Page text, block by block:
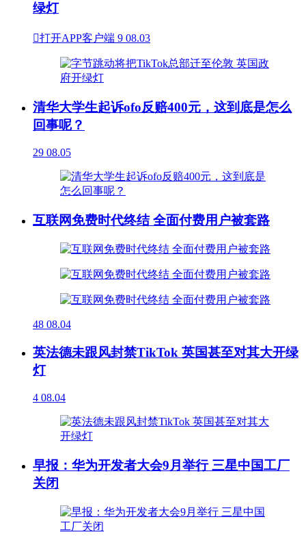
绿灯
打开APP客户端 9 08.03
清华大学生起诉ofo反赔400元，这到底是怎么
回事呢？
29 08.05
互联网免费时代终结 全面付费用户被套路
48 08.04
英法德未跟风封禁TikTok 英国甚至对其大开绿
灯
4 08.04
早报：华为开发者大会9月举行 三星中国工厂
关闭